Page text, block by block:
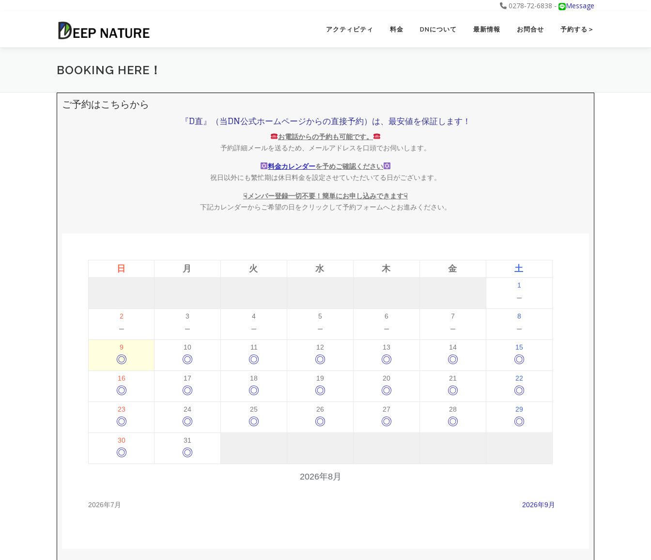
0278-72-6838 -
Message
ン
アクティビティ 料金 DNについて 最新情報 お問合せ 予約する＞
BOOKING HERE！
ご予約はこちらから
『D直』（当DN公式ホームページからの直接予約）は、最安値を保証します！
お電話からの予約も可能です。
予約詳細メールを送るため、メールアドレスを口頭でお伺いします。
料金カレンダーを予めご確認ください
祝日以外にも繁忙期は休日料金を設定させていただいてる日がございます。
☟メンバー登録一切不要！簡単にお申し込みできます☟
下記カレンダーからご希望の日をクリックして予約フォームへとお進みください。
2026年8月
日 月 火 水 木 金 土
1
－
2
－
3
－
4
－
5
－
6
－
7
－
8
－
9
◎
10
◎
11
◎
12
◎
13
◎
14
◎
15
◎
16
◎
17
◎
18
◎
19
◎
20
◎
21
◎
22
◎
23
◎
24
◎
25
◎
26
◎
27
◎
28
◎
29
◎
30
◎
31
◎
2026年7月 2026年9月